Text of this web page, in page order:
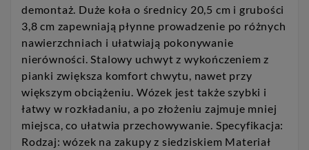
demontaż. Duże koła o średnicy 20,5 cm i grubości
3,8 cm zapewniają płynne prowadzenie po różnych
nawierzchniach i ułatwiają pokonywanie
nierówności. Stalowy uchwyt z wykończeniem z
pianki zwiększa komfort chwytu, nawet przy
większym obciążeniu. Wózek jest także szybki i
łatwy w rozkładaniu, a po złożeniu zajmuje mniej
miejsca, co ułatwia przechowywanie. Specyfikacja:
Rodzaj: wózek na zakupy z siedziskiem Materiał